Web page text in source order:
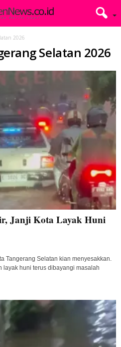
2026
Selatan 2026
Janji Kota Layak Huni
Tangerang Selatan kian menyesakkan.
layak huni terus dibayangi masalah